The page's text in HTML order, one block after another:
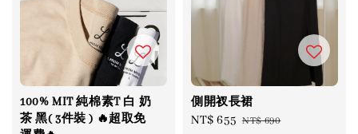
100% MIT 純棉素T 白 奶
茶 黑( 3件裝 ) 🔥超取免
側開衩長裙
Sale
NT$ 655 Regular
NT$ 690